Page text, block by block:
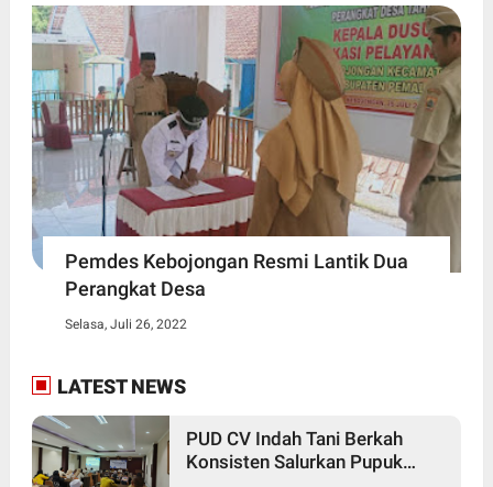
Pemdes Kebojongan Resmi Lantik Dua
Perangkat Desa
Selasa, Juli 26, 2022
LATEST NEWS
PUD CV Indah Tani Berkah
Konsisten Salurkan Pupuk